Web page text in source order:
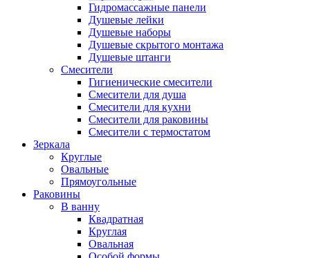
Гидромассажные панели
Душевые лейки
Душевые наборы
Душевые скрытого монтажа
Душевые штанги
Смесители
Гигиенические смесители
Смесители для душа
Смесители для кухни
Смесители для раковины
Смесители с термостатом
Зеркала
Круглые
Овальные
Прямоугольные
Раковины
В ванну
Квадратная
Круглая
Овальная